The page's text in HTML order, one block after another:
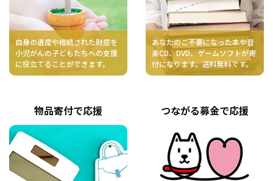
自身の遺産や相続された財産を
小児がんの子どもたちへの支援
に役立てることができます。
あなたのご不要になった本や音
楽CD、DVD、ゲームソフトが寄
付になります。送料無料です。
物品寄付で応援 つながる募金で応援